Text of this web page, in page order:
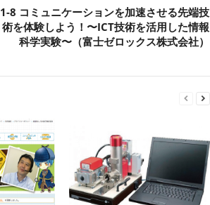
1-8 コミュニケーションを加速させる先端技
術を体験しよう！〜ICT技術を活用した情報
科学実験〜（富士ゼロックス株式会社）